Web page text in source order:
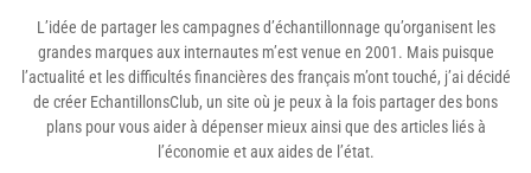
L’idée de partager les campagnes d’échantillonnage qu’organisent les
grandes marques aux internautes m’est venue en 2001. Mais puisque
l’actualité et les difficultés financières des français m’ont touché, j’ai décidé
de créer EchantillonsClub, un site où je peux à la fois partager des bons
plans pour vous aider à dépenser mieux ainsi que des articles liés à
l’économie et aux aides de l’état.